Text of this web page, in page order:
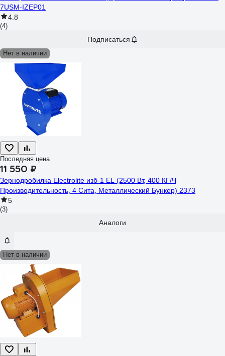
7USM-IZEP01
4.8
(4)
Подписаться
Нет в наличии
Последняя цена
11 550 ₽
Зернодробилка Electrolite изб-1 EL (2500 Вт, 400 КГ/Ч
Производительность, 4 Сита, Металлический Бункер) 2373
5
(3)
Аналоги
Нет в наличии